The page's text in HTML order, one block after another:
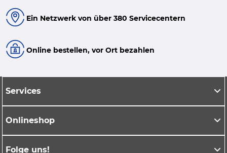
Ein Netzwerk von über 380 Servicecentern
Online bestellen, vor Ort bezahlen
Services
Onlineshop
Folge uns!